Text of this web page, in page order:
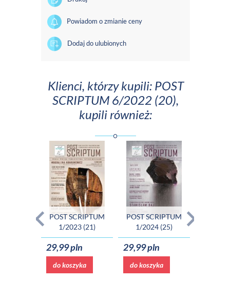
Powiadom o zmianie ceny
Dodaj do ulubionych
Klienci, którzy kupili: POST
SCRIPTUM 6/2022 (20),
kupili również:
POST SCRIPTUM
1/2023 (21)
29,99 pln
do koszyka
POST SCRIPTUM
1/2024 (25)
29,99 pln
do koszyka
POST